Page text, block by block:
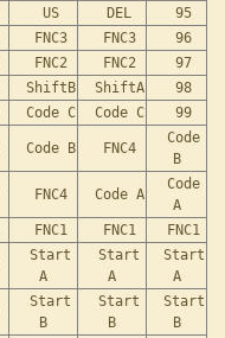
US DEL
95
FNC3 FNC3
96
FNC2 FNC2
97
ShiftB ShiftA
98
Code C Code C 99
Code B FNC4
Code
B
FNC4 Code A
Code
A
FNC1 FNC1 FNC1
Start
A
Start
A
Start
A
Start
B
Start
B
Start
B